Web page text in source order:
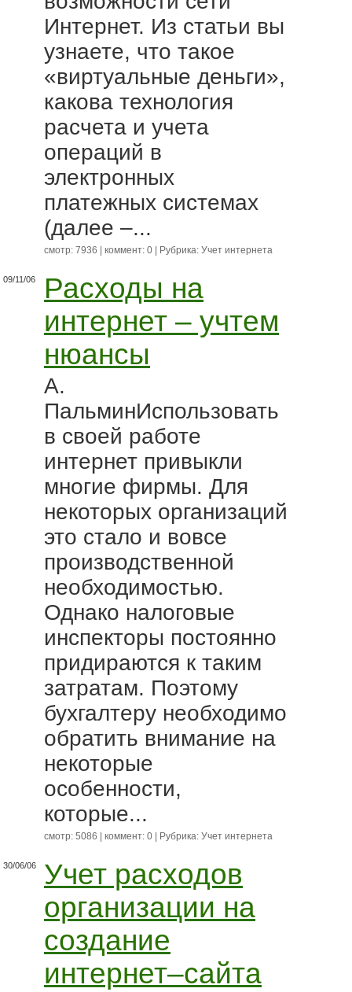
Интернет. Из статьи вы
узнаете, что такое
«виртуальные деньги»,
какова технология
расчета и учета
операций в
электронных
платежных системах
(далее –...
смотр: 7936 | коммент: 0 | Рубрика: Учет интернета
09/11/06
Расходы на
интернет – учтем
нюансы
А.
ПальминИспользовать
в своей работе
интернет привыкли
многие фирмы. Для
некоторых организаций
это стало и вовсе
производственной
необходимостью.
Однако налоговые
инспекторы постоянно
придираются к таким
затратам. Поэтому
бухгалтеру необходимо
обратить внимание на
некоторые
особенности,
которые...
смотр: 5086 | коммент: 0 | Рубрика: Учет интернета
30/06/06
Учет расходов
организации на
создание
интернет–сайта